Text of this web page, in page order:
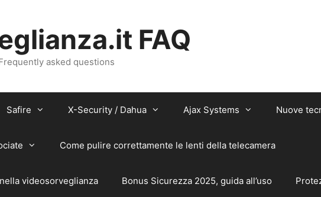
FAQ
asked questions
Safire X-Security / Dahua Ajax Systems Nuove
Come pulire correttamente le lenti della telecamera
videosorveglianza Bonus Sicurezza 2025, guida all’uso